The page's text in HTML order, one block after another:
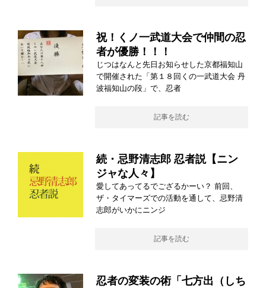
祝！くノ一武道大会で仲間の忍
者が優勝！！！
じつはなんと先日お知らせした京都福知山
で開催された「第１８回くの一武道大会 丹
波福知山の段」で、忍者
記事を読む
続・忌野清志郎 忍者説【ニン
ジャな人々】
愛してあってるでござるかーい？ 前回、
ザ・タイマーズでの活動を通して、忌野清
志郎がいかにニンジ
記事を読む
忍者の変装の術「七方出（しち